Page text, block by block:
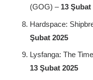
(GOG) – 13 Şubat
Hardspace:
Şubat 2025
Lysfanga: The
13 Şubat 2025